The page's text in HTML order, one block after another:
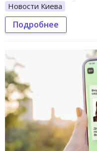
Новости Киева
Подробнее